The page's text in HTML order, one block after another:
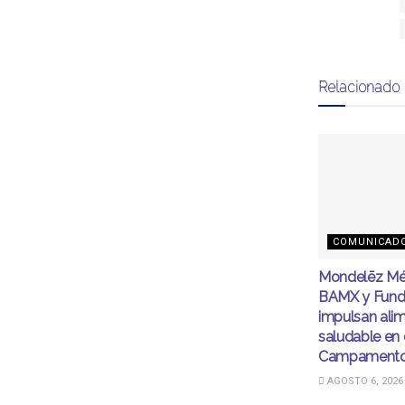
Relacionado
Mondelēz
BAMX y
impulsan
saludable en
AGOSTO 6, 2026